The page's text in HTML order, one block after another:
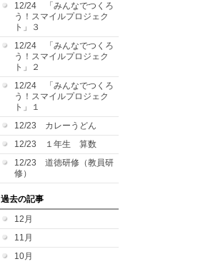
12/24 「みんなでつくろ
う！スマイルプロジェク
ト」３
12/24 「みんなでつくろ
う！スマイルプロジェク
ト」２
12/24 「みんなでつくろ
う！スマイルプロジェク
ト」１
12/23 カレーうどん
12/23 １年生 算数
12/23 道徳研修（教員研
修）
過去の記事
12月
11月
10月